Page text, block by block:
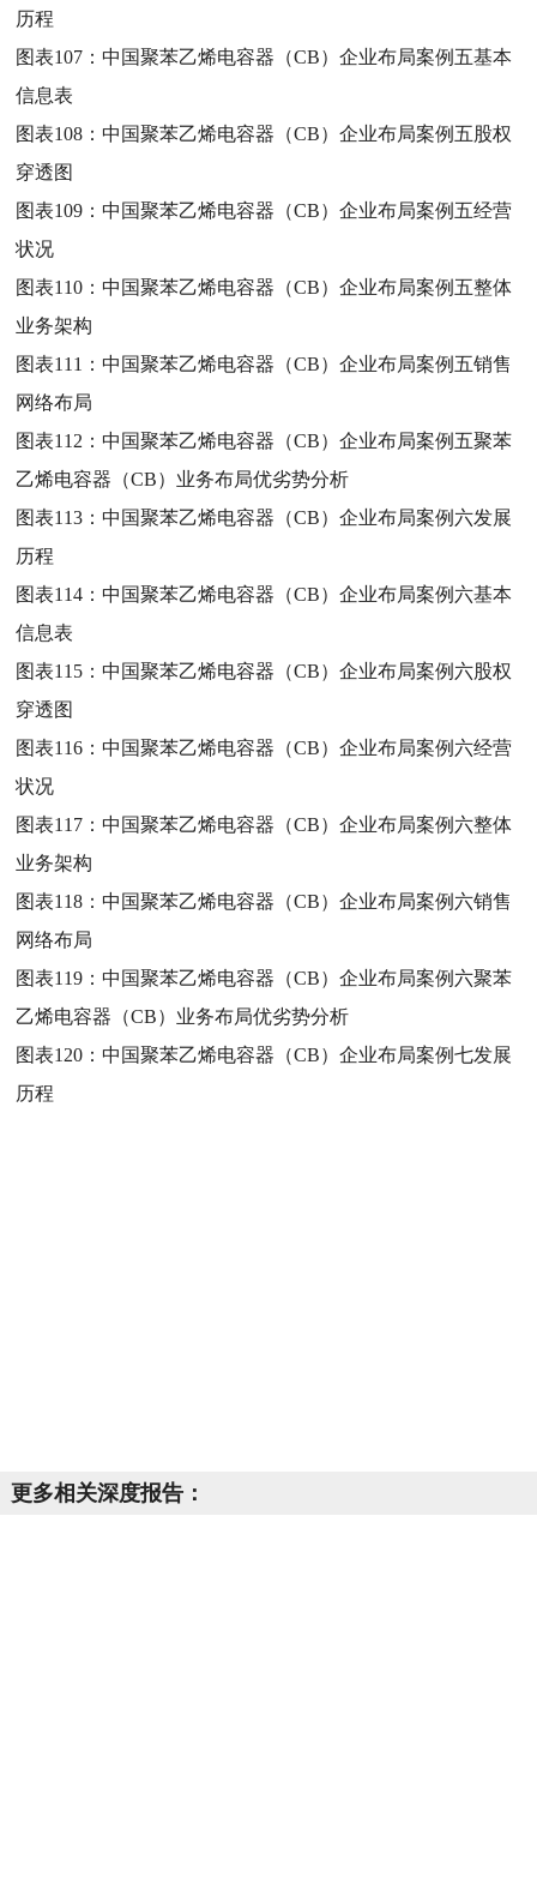
历程
图表107：中国聚苯乙烯电容器（CB）企业布局案例五基本
信息表
图表108：中国聚苯乙烯电容器（CB）企业布局案例五股权
穿透图
图表109：中国聚苯乙烯电容器（CB）企业布局案例五经营
状况
图表110：中国聚苯乙烯电容器（CB）企业布局案例五整体
业务架构
图表111：中国聚苯乙烯电容器（CB）企业布局案例五销售
网络布局
图表112：中国聚苯乙烯电容器（CB）企业布局案例五聚苯
乙烯电容器（CB）业务布局优劣势分析
图表113：中国聚苯乙烯电容器（CB）企业布局案例六发展
历程
图表114：中国聚苯乙烯电容器（CB）企业布局案例六基本
信息表
图表115：中国聚苯乙烯电容器（CB）企业布局案例六股权
穿透图
图表116：中国聚苯乙烯电容器（CB）企业布局案例六经营
状况
图表117：中国聚苯乙烯电容器（CB）企业布局案例六整体
业务架构
图表118：中国聚苯乙烯电容器（CB）企业布局案例六销售
网络布局
图表119：中国聚苯乙烯电容器（CB）企业布局案例六聚苯
乙烯电容器（CB）业务布局优劣势分析
图表120：中国聚苯乙烯电容器（CB）企业布局案例七发展
历程
更多相关深度报告：